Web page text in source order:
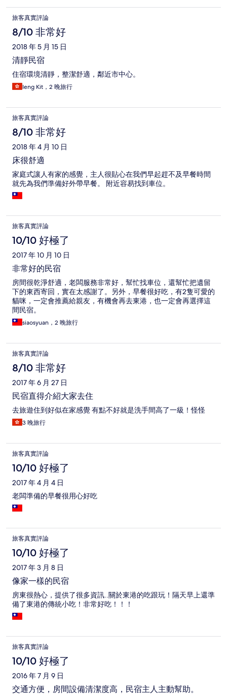
旅客真實評論
8/10 非常好
2018 年 5 月 15 日
清靜民宿
住宿環境清靜，整潔舒適，鄰近市中心。
Ieng Kit，2 晚旅行
旅客真實評論
8/10 非常好
2018 年 4 月 10 日
床很舒適
家庭式讓人有家的感覺，主人很貼心在我們早起趕不及早餐時間
就先為我們準備好外帶早餐。 附近容易找到車位。
旅客真實評論
10/10 好極了
2017 年 10 月 10 日
非常好的民宿
房間很乾淨舒適，老闆服務非常好，幫忙找車位，還幫忙把遺留
下的東西寄回，實在太感謝了。另外，早餐很好吃，有2隻可愛的
貓咪，一定會推薦給親友，有機會再去東港，也一定會再選擇這
間民宿。
siaosyuan，2 晚旅行
旅客真實評論
8/10 非常好
2017 年 6 月 27 日
民宿直得介紹大家去住
去旅遊住到好似在家感覺 有點不好就是洗手間高了一級！怪怪
3 晚旅行
旅客真實評論
10/10 好極了
2017 年 4 月 4 日
老闆準備的早餐很用心好吃
旅客真實評論
10/10 好極了
2017 年 3 月 8 日
像家一樣的民宿
房東很熱心，提供了很多資訊..關於東港的吃跟玩！隔天早上還準
備了東港的傳統小吃！非常好吃！！！
旅客真實評論
10/10 好極了
2016 年 7 月 9 日
交通方便，房間設備清潔度高，民宿主人主動幫助。